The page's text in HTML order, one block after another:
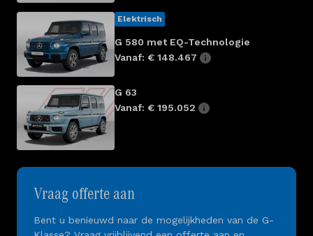
Elektrisch
G 580 met EQ-Technologie
Vanaf: € 148.467
G 63
Vanaf: € 195.052
Vraag offerte aan
Bent u benieuwd naar de mogelijkheden van de G-